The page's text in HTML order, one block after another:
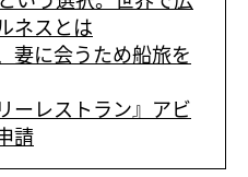
ネスとは
妻に会うため船旅を
ーレストラン』アビ
請